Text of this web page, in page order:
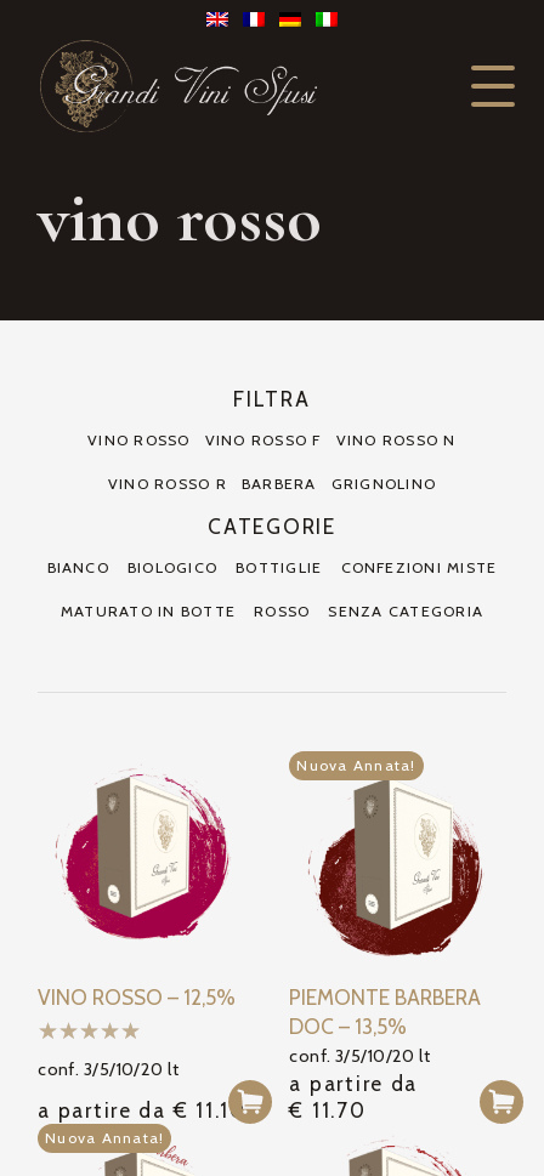
vino rosso
FILTRA
VINO ROSSO VINO ROSSO F VINO ROSSO N
VINO ROSSO R BARBERA GRIGNOLINO
CATEGORIE
BIANCO BIOLOGICO BOTTIGLIE CONFEZIONI MISTE
MATURATO IN BOTTE ROSSO SENZA CATEGORIA
VINO ROSSO – 12,5%
conf. 3/5/10/20 lt
a partire da€ 11.10
PIEMONTE BARBERA
DOC – 13,5%
conf. 3/5/10/20 lt
Nuova Annata!
a partire da
€ 11.70
Nuova Annata!